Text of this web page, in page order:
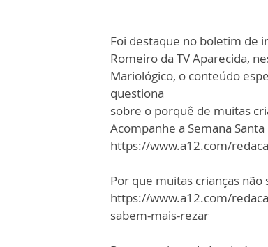
Foi destaque no boletim de
Romeiro da TV Aparecida,
Mariológico, o conteúdo
questiona
sobre o porquê de muitas
Acompanhe a Semana Santa
https://www.a12.com/
Por que muitas crianças não
https://www.a12.com/
sabem-mais-rezar